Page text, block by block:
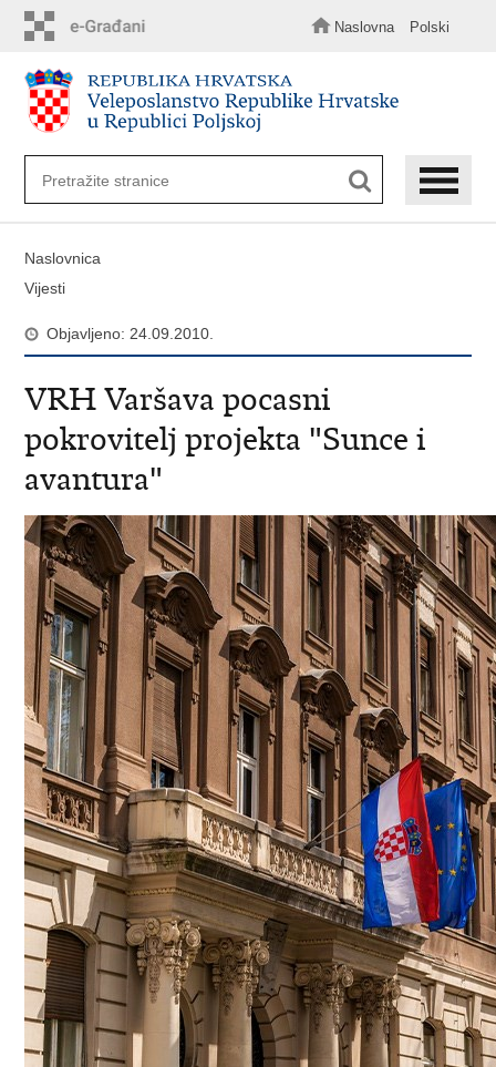
sadržaj
Naslovna Polski
Naslovnica
Vijesti
Objavljeno: 24.09.2010.
VRH Varšava pocasni
pokrovitelj projekta "Sunce i
avantura"